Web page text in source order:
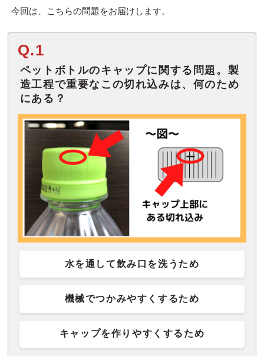
今回は、こちらの問題をお届けします。
Q.1
ペットボトルのキャップに関する問題。製
造工程で重要なこの切れ込みは、何のため
にある？
水を通して飲み口を洗うため
機械でつかみやすくするため
キャップを作りやすくするため